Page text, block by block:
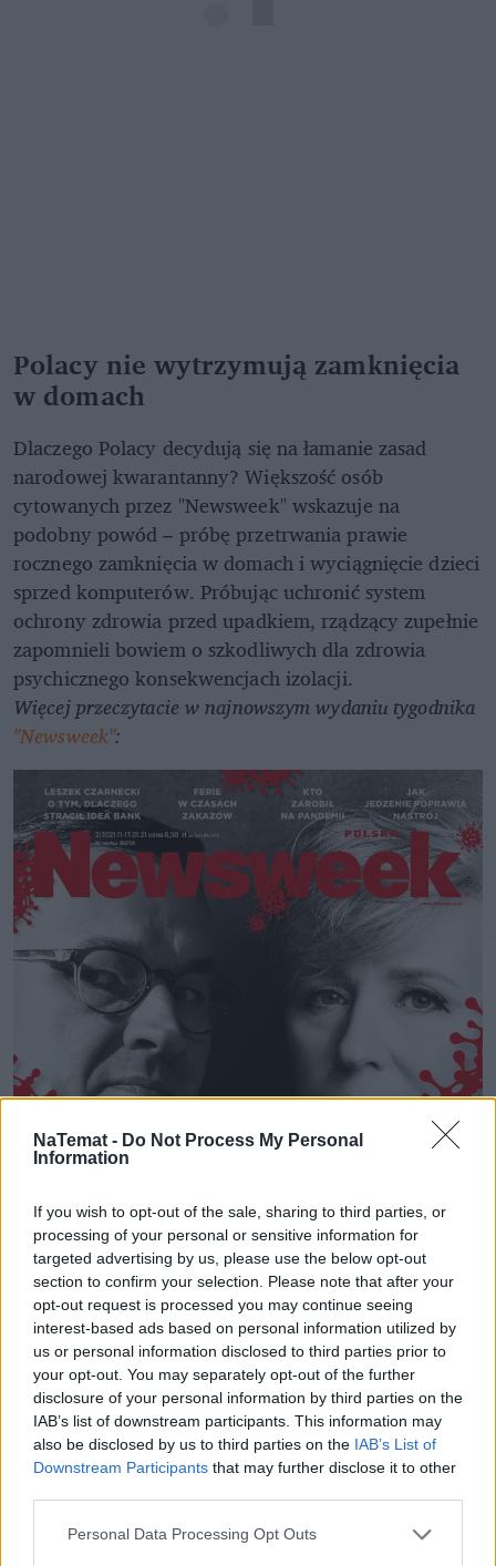
NaTemat - Do Not Process My Personal
Information
If you wish to opt-out of the sale, sharing to third parties, or
processing of your personal or sensitive information for
targeted advertising by us, please use the below opt-out
section to confirm your selection. Please note that after your
opt-out request is processed you may continue seeing
interest-based ads based on personal information utilized by
us or personal information disclosed to third parties prior to
your opt-out. You may separately opt-out of the further
disclosure of your personal information by third parties on the
IAB’s list of downstream participants. This information may
also be disclosed by us to third parties on the IAB’s List of
Downstream Participants that may further disclose it to other
Personal Data Processing Opt Outs
Polacy nie wytrzymują zamknięcia
w domach
Dlaczego Polacy decydują się na łamanie zasad
narodowej kwarantanny? Większość osób
cytowanych przez "Newsweek" wskazuje na
podobny powód – próbę przetrwania prawie
rocznego zamknięcia w domach i wyciągnięcie dzieci
sprzed komputerów. Próbując uchronić system
ochrony zdrowia przed upadkiem, rządzący zupełnie
zapomnieli bowiem o szkodliwych dla zdrowia
psychicznego konsekwencjach izolacji.
Więcej przeczytacie w najnowszym wydaniu tygodnika
"Newsweek":
Czytaj także:Nowy program 500+ okazał się
kompletną klapą. Poznaliśmy druzgocące dane